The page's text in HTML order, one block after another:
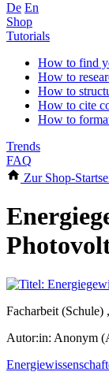
De En
Shop
Tutorials
How to find
How to
How to
How to cite
How to
Trends
FAQ
Zur Shop-
Facharbeit (Schule)
Autor:in: Anonym